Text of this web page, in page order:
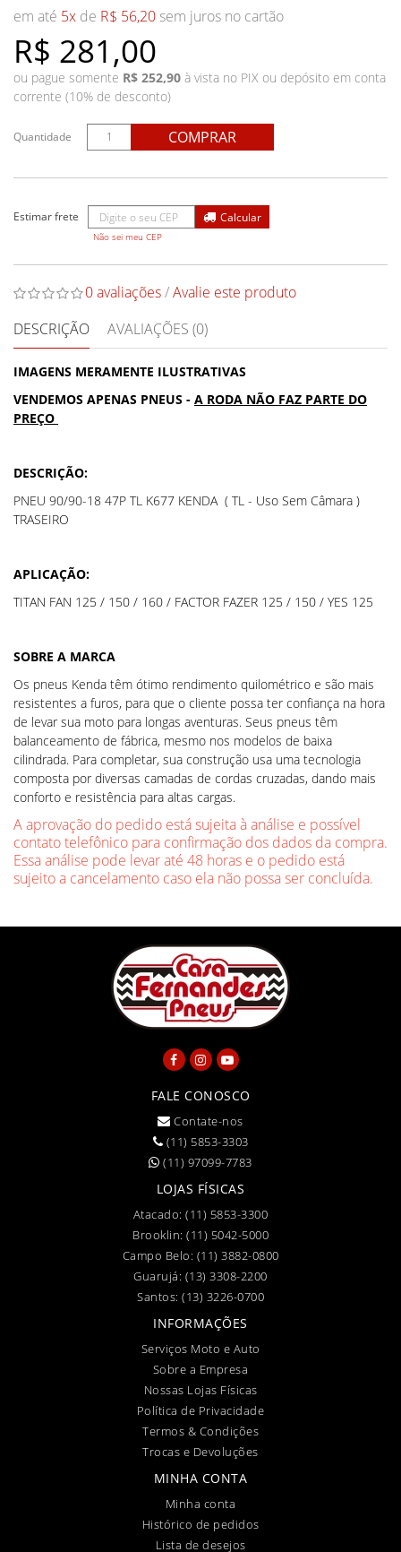
R$ 281,00
em até 5x de R$ 56,20 sem juros no cartão
ou pague somente R$ 252,90 à vista no PIX ou depósito em conta
corrente (10% de desconto)
Quantidade COMPRAR
Não sei meu CEP
0 avaliações/Avalie este produto
DESCRIÇÃO
AVALIAÇÕES (0)
IMAGENS MERAMENTE ILUSTRATIVAS
VENDEMOS APENAS PNEUS - A RODA NÃO FAZ PARTE DO
PREÇO
DESCRIÇÃO:
PNEU 90/90-18 47P TL K677 KENDA ( TL - Uso Sem Câmara )
TRASEIRO
APLICAÇÃO:
TITAN FAN 125 / 150 / 160 / FACTOR FAZER 125 / 150 / YES 125
SOBRE A MARCA
Os pneus Kenda têm ótimo rendimento quilométrico e são mais
resistentes a furos, para que o cliente possa ter confiança na hora
de levar sua moto para longas aventuras. Seus pneus têm
balanceamento de fábrica, mesmo nos modelos de baixa
cilindrada. Para completar, sua construção usa uma tecnologia
composta por diversas camadas de cordas cruzadas, dando mais
conforto e resistência para altas cargas.
A aprovação do pedido está sujeita à análise e possível
contato telefônico para confirmação dos dados da compra.
Essa análise pode levar até 48 horas e o pedido está
sujeito a cancelamento caso ela não possa ser concluída.
FALE CONOSCO
Contate-nos
(11) 5853-3303
(11) 97099-7783
LOJAS FÍSICAS
Atacado:(11) 5853-3300
Brooklin: (11) 5042-5000
Campo Belo: (11) 3882-0800
Guarujá: (13) 3308-2200
Santos: (13) 3226-0700
INFORMAÇÕES
Serviços Moto e Auto
Sobre a Empresa
Nossas Lojas Físicas
Política de Privacidade
Termos & Condições
Trocas e Devoluções
MINHA CONTA
Minha conta
Histórico de pedidos
Lista de desejos